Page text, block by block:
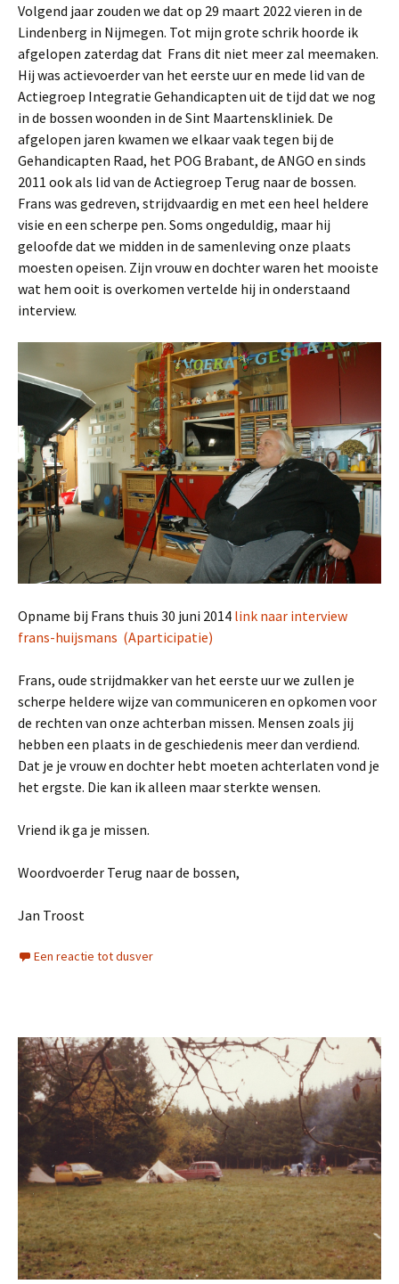
Volgend jaar zouden we dat op 29 maart 2022 vieren in de
Lindenberg in Nijmegen. Tot mijn grote schrik hoorde ik
afgelopen zaterdag dat Frans dit niet meer zal meemaken.
Hij was actievoerder van het eerste uur en mede lid van de
Actiegroep Integratie Gehandicapten uit de tijd dat we nog
in de bossen woonden in de Sint Maartenskliniek. De
afgelopen jaren kwamen we elkaar vaak tegen bij de
Gehandicapten Raad, het POG Brabant, de ANGO en sinds
2011 ook als lid van de Actiegroep Terug naar de bossen.
Frans was gedreven, strijdvaardig en met een heel heldere
visie en een scherpe pen. Soms ongeduldig, maar hij
geloofde dat we midden in de samenleving onze plaats
moesten opeisen. Zijn vrouw en dochter waren het mooiste
wat hem ooit is overkomen vertelde hij in onderstaand
interview.
Opname bij Frans thuis 30 juni 2014 link naar interview
frans-huijsmans (Aparticipatie)
Frans, oude strijdmakker van het eerste uur we zullen je
scherpe heldere wijze van communiceren en opkomen voor
de rechten van onze achterban missen. Mensen zoals jij
hebben een plaats in de geschiedenis meer dan verdiend.
Dat je je vrouw en dochter hebt moeten achterlaten vond je
het ergste. Die kan ik alleen maar sterkte wensen.
Vriend ik ga je missen.
Woordvoerder Terug naar de bossen,
Jan Troost
Een reactie tot dusver